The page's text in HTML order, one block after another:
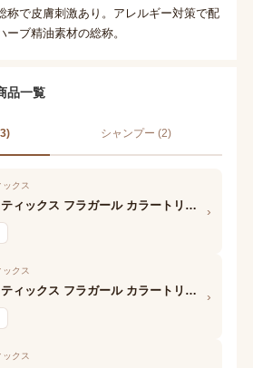
称で皮膚刺激あり。アレルギー対策で配
ブ精油素材の総称。
品一覧
シャンプー (2)
ックス
メロスコスメティックス フラガール カラートリートメント リッチ(ブラック) ›
ックス
メロスコスメティックス フラガール カラートリートメント リッチ (ブラウン) ›
ックス